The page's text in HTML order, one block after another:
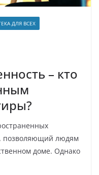
ДЛЯ ВСЕХ
– кто
позволяющий людям
доме. Однако